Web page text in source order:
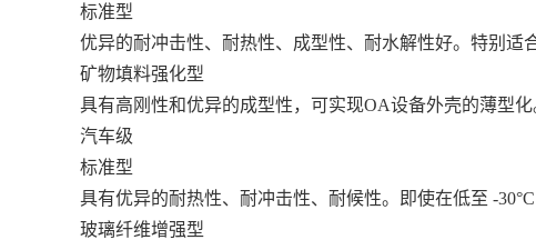
标准型
优异的耐冲击性、耐热性、成型性、耐水解性好。特别适
矿物填料强化型
具有高刚性和优异的成型性，可实现OA设备外壳的薄型化
汽车级
标准型
具有优异的耐热性、耐冲击性、耐候性。即使在低至 -
玻璃纤维增强型